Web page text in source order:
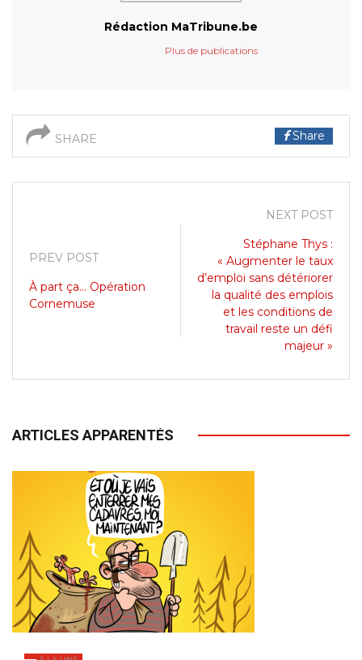
Rédaction MaTribune.be
Plus de publications
SHARE Share
PREV POST
À part ça... Opération
Cornemuse
NEXT POST
Stéphane Thys :
« Augmenter le taux
d’emploi sans détériorer
la qualité des emplois
et les conditions de
travail reste un défi
majeur »
ARTICLES APPARENTÉS